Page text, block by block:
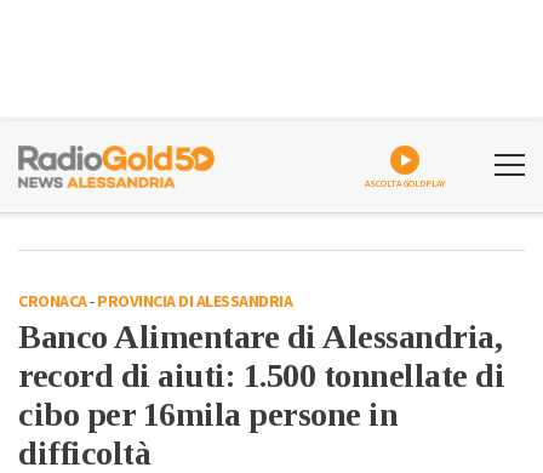
ASCOLTA GOLDPLAY
CRONACA-PROVINCIA DI ALESSANDRIA
Banco Alimentare di Alessandria,
record di aiuti: 1.500 tonnellate di
cibo per 16mila persone in
difficoltà